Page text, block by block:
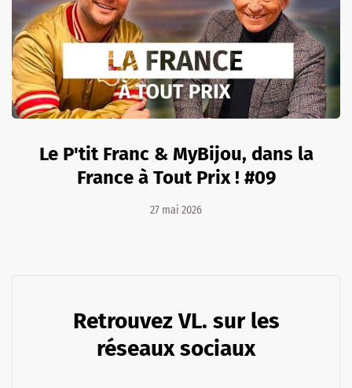
Le P'tit Franc & MyBijou, dans la
France à Tout Prix ! #09
27 mai 2026
Retrouvez VL. sur les
réseaux sociaux